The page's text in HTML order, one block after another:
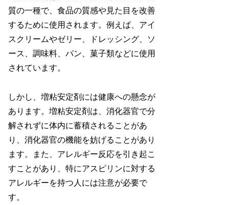
質の一種で、食品の質感や見た目を改善
するために使用されます。例えば、アイ
スクリームやゼリー、ドレッシング、ソ
ース、調味料、パン、菓子類などに使用
されています。
しかし、増粘安定剤には健康への懸念が
あります。増粘安定剤は、消化器官で分
解されずに体内に蓄積されることがあ
り、消化器官の機能を妨げることがあり
ます。また、アレルギー反応を引き起こ
すことがあり、特にアスピリンに対する
アレルギーを持つ人には注意が必要で
す。